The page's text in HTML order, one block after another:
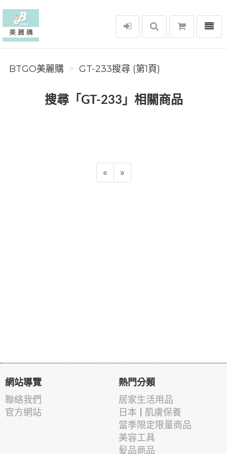
BTGO美麗購
選單
BTGO美麗購 GT-233搜尋 (第1頁)
搜尋「GT-233」相關商品
« »
網站導覽
聯絡我們
官方網站
熱門分類
居家生活用品
日本 | 肌膚保養
當季限定限量商品
美容工具
髪品商品